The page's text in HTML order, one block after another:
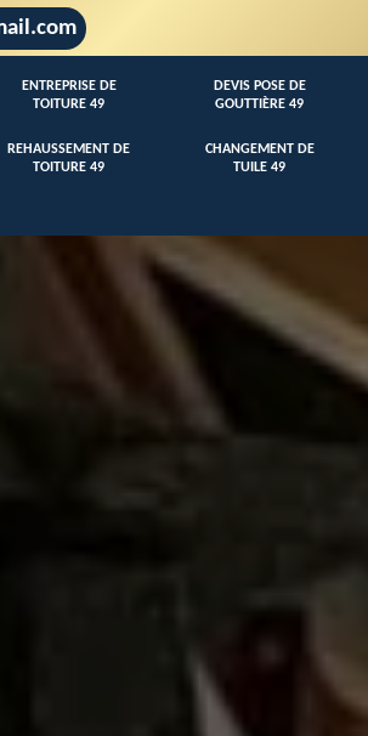
ENTREPRISE DE
TOITURE 49
DEVIS POSE DE
GOUTTIÈRE 49
REHAUSSEMENT DE
TOITURE 49
CHANGEMENT DE
TUILE 49